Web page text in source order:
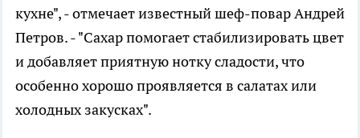
кухне", - отмечает известный шеф-повар Андрей
Петров. - "Сахар помогает стабилизировать цвет
и добавляет приятную нотку сладости, что
особенно хорошо проявляется в салатах или
холодных закусках".